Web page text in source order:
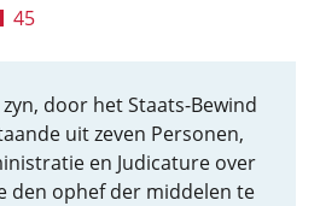
45
door het Staats-Bewind
uit zeven Personen,
en Judicature over
den ophef der middelen te